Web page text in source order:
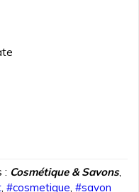
: Cosmétique & Savons,
, #cosmetique, #savon